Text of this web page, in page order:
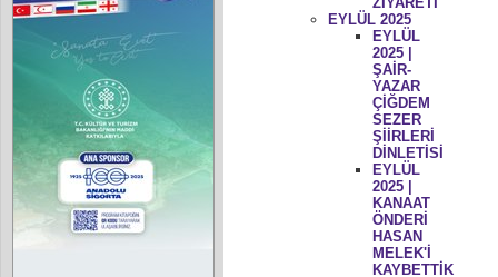
EYLÜL 2025
EYLÜL
2025 |
ŞAİR-
YAZAR
ÇİĞDEM
SEZER
ŞİİRLERİ
DİNLETİSİ
EYLÜL
2025 |
KANAAT
ÖNDERİ
HASAN
MELEK'İ
KAYBETTİK